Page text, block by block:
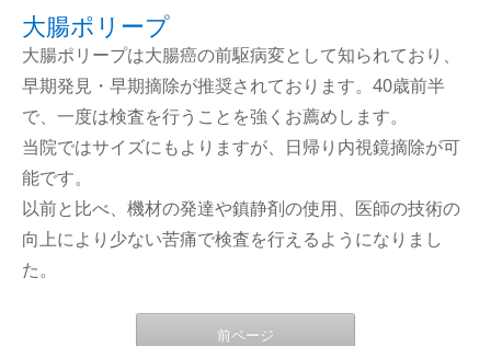
大腸ポリープ
大腸ポリープは大腸癌の前駆病変として知られており、
早期発見・早期摘除が推奨されております。40歳前半
で、一度は検査を行うことを強くお薦めします。
当院ではサイズにもよりますが、日帰り内視鏡摘除が可
能です。
以前と比べ、機材の発達や鎮静剤の使用、医師の技術の
向上により少ない苦痛で検査を行えるようになりまし
た。
前ページ